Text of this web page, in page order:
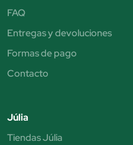
FAQ
Entregas y devoluciones
Formas de pago
Contacto
Júlia
Tiendas Júlia